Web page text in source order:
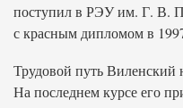
поступил в РЭУ им. Г. В.
с красным дипломом в
Трудовой путь Виленский
На последнем курсе его